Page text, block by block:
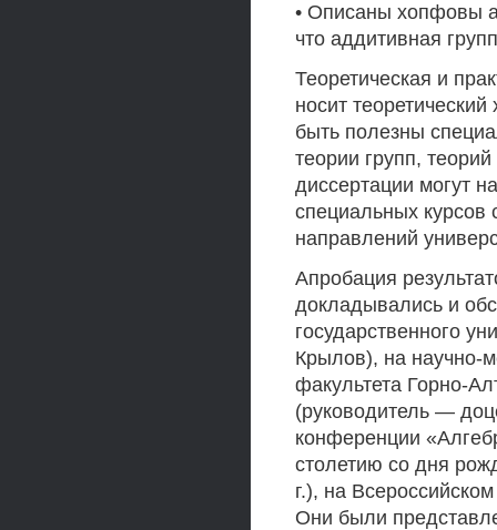
• Описаны хопфовы
что аддитивная
Теоретическая и
носит
быть полезны
теории групп,
диссертации могут
специальных курсов
направлений
Апробация
докладывались и
государственного
Крылов), на научно-
факультета Горно-
(руководитель —
конференции
столетию со дня
г.), на
Они были